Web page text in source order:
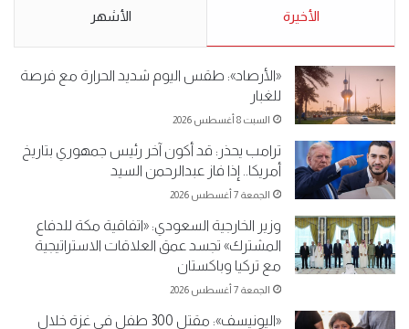
الأخيرة الأشهر
«الأرصاد»: طقس اليوم شديد الحرارة مع فرصة
للغبار
السبت 8 أغسطس 2026
ترامب يحذر: قد أكون آخر رئيس جمهوري بتاريخ
أمريكا.. إذا فاز عبدالرحمن السيد
الجمعة 7 أغسطس 2026
وزير الخارجية السعودي: «اتفاقية مكة للدفاع
المشترك» تجسد عمق العلاقات الاستراتيجية
مع تركيا وباكستان
الجمعة 7 أغسطس 2026
«اليونيسف»: مقتل 300 طفل في غزة خلال